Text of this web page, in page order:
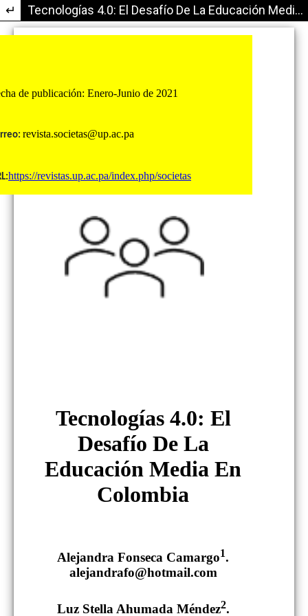
Volver a los detalles del artículo Tecnologías 4.0: El Desafío De La Educación Media En Colombia